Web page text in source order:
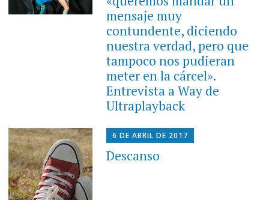
mensaje muy
contundente, diciendo
nuestra verdad, pero que
tampoco nos pudieran
meter en la cárcel».
Entrevista a Way de
Ultraplayback
6 DE ABRIL DE 2017
Descanso